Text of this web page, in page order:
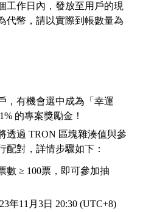
工作日內，發放至用戶的現
代幣，請以實際到帳數量為
，有機會選中成為「幸運
1% 的專案獎勵金！
透過 TRON 區塊雜湊值與參
配對，詳情步驟如下：
數 ≥ 100票，即可參加抽
年1 1 月 3日 20:30 (UTC+8)